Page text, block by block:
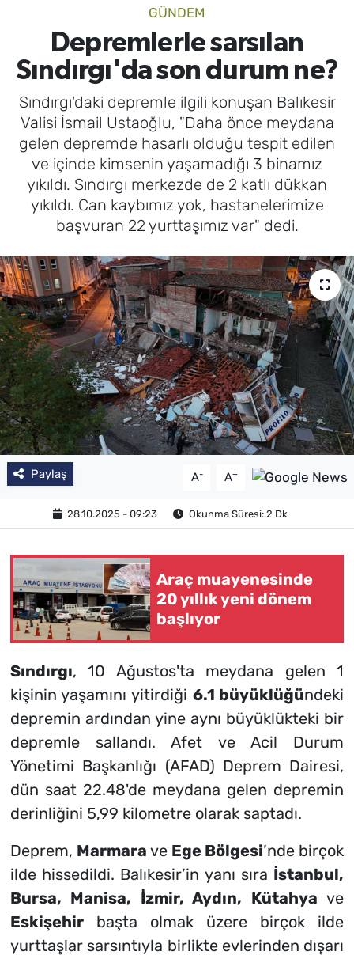
GÜNDEM
Depremlerle sarsılan
Sındırgı'da son durum ne?
Sındırgı'daki depremle ilgili konuşan Balıkesir
Valisi İsmail Ustaoğlu, "Daha önce meydana
gelen depremde hasarlı olduğu tespit edilen
ve içinde kimsenin yaşamadığı 3 binamız
yıkıldı. Sındırgı merkezde de 2 katlı dükkan
yıkıldı. Can kaybımız yok, hastanelerimize
başvuran 22 yurttaşımız var" dedi.
Paylaş A- A+
28.10.2025 - 09:23 Okunma Süresi: 2 Dk
Araç muayenesinde
20 yıllık yeni dönem
başlıyor
Sındırgı, 10 Ağustos'ta meydana gelen 1
kişinin yaşamını yitirdiği 6.1 büyüklüğündeki
depremin ardından yine aynı büyüklükteki bir
depremle sallandı. Afet ve Acil Durum
Yönetimi Başkanlığı (AFAD) Deprem Dairesi,
dün saat 22.48'de meydana gelen depremin
derinliğini 5,99 kilometre olarak saptadı.
Deprem, Marmara ve Ege Bölgesi’nde birçok
ilde hissedildi. Balıkesir’in yanı sıra İstanbul,
Bursa, Manisa, İzmir, Aydın, Kütahya ve
Eskişehirbaşta olmak üzere birçok ilde
yurttaşlar sarsıntıyla birlikte evlerinden dışarı